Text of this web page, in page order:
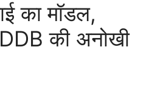
का मॉडल,
की अनोखी